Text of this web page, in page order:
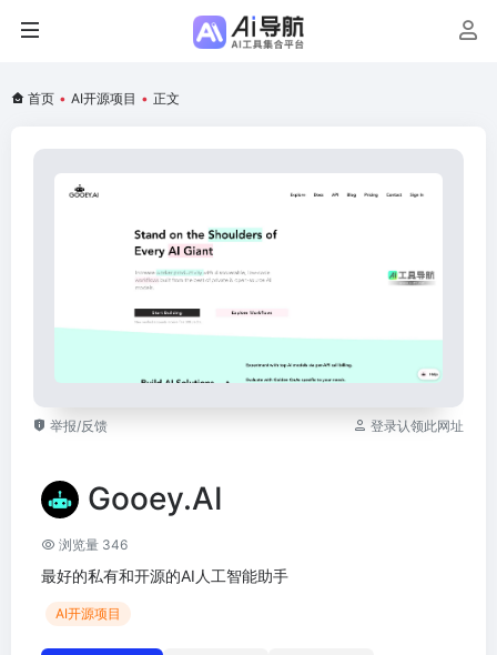
首页 • AI开源项目 • 正文
举报/反馈 登录认领此网址
Gooey.AI
浏览量 346
最好的私有和开源的AI人工智能助手
AI开源项目